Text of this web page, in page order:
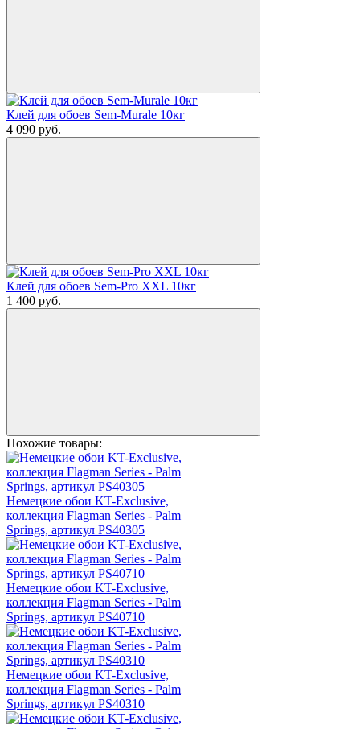
Клей для обоев Sem-Murale 10кг
4 090 руб.
Клей для обоев Sem-Pro XXL 10кг
1 400 руб.
Похожие товары:
Немецкие обои KT-Exclusive,
коллекция Flagman Series - Palm
Springs, артикул PS40305
Немецкие обои KT-Exclusive,
коллекция Flagman Series - Palm
Springs, артикул PS40710
Немецкие обои KT-Exclusive,
коллекция Flagman Series - Palm
Springs, артикул PS40310